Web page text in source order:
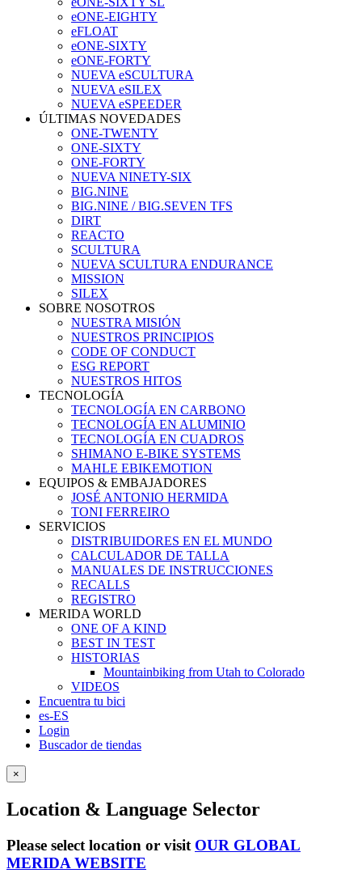
eONE-EIGHTY
eFLOAT
eONE-SIXTY
eONE-FORTY
NUEVA eSCULTURA
NUEVA eSILEX
NUEVA eSPEEDER
ÚLTIMAS NOVEDADES
ONE-TWENTY
ONE-SIXTY
ONE-FORTY
NUEVA NINETY-SIX
BIG.NINE
BIG.NINE / BIG.SEVEN TFS
DIRT
REACTO
SCULTURA
NUEVA SCULTURA ENDURANCE
MISSION
SILEX
SOBRE NOSOTROS
NUESTRA MISIÓN
NUESTROS PRINCIPIOS
CODE OF CONDUCT
ESG REPORT
NUESTROS HITOS
TECNOLOGÍA
TECNOLOGÍA EN CARBONO
TECNOLOGÍA EN ALUMINIO
TECNOLOGÍA EN CUADROS
SHIMANO E-BIKE SYSTEMS
MAHLE EBIKEMOTION
EQUIPOS & EMBAJADORES
JOSÉ ANTONIO HERMIDA
TONI FERREIRO
SERVICIOS
DISTRIBUIDORES EN EL MUNDO
CALCULADOR DE TALLA
MANUALES DE INSTRUCCIONES
RECALLS
REGISTRO
MERIDA WORLD
ONE OF A KIND
BEST IN TEST
HISTORIAS
Mountainbiking from Utah to Colorado
VIDEOS
Encuentra tu bici
es-ES
Login
Buscador de tiendas
×
Location & Language Selector
Please select location or visit OUR GLOBAL
MERIDA WEBSITE